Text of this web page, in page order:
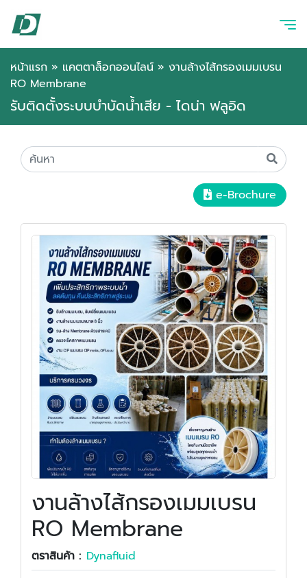
หน้าแรก » แคตตาล็อกออนไลน์ » งานล้างไส้กรองเมมเบรน
RO Membrane
รับติดตั้งระบบบำบัดน้ำเสีย - ไดน่า ฟลูอิด
e-Brochure
งานล้างไส้กรองเมมเบรน
RO Membrane
ตราสินค้า : Dynafluid